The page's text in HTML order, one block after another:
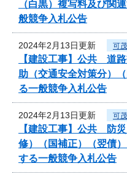
（白黒）複写料及び関
般競争入札公告
2024年2月13日更新 可
【建設工事】公共 道
助（交通安全対策分）
る一般競争入札公告
2024年2月13日更新 可
【建設工事】公共 防
修）（国補正）（翌債
する一般競争入札公告